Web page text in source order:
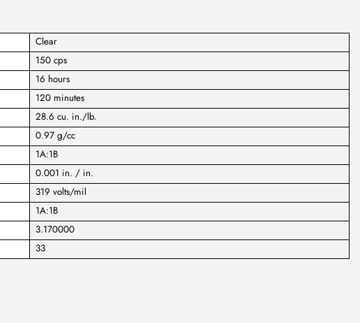
Clear
150 cps
16 hours
120 minutes
28.6 cu. in./lb.
0.97 g/cc
1A:1B
0.001 in. / in.
319 volts/mil
1A:1B
3.170000
33